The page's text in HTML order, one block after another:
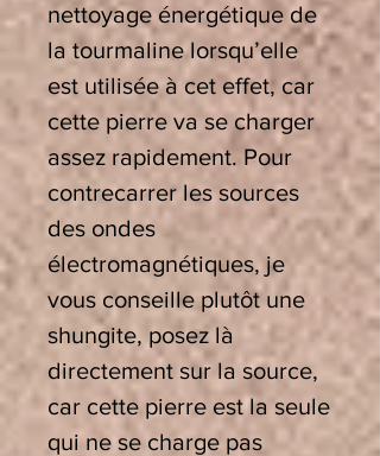
nettoyage énergétique de
la tourmaline lorsqu’elle
est utilisée à cet effet, car
cette pierre va se charger
assez rapidement. Pour
contrecarrer les sources
des ondes
électromagnétiques, je
vous conseille plutôt une
shungite, posez là
directement sur la source,
car cette pierre est la seule
qui ne se charge pas